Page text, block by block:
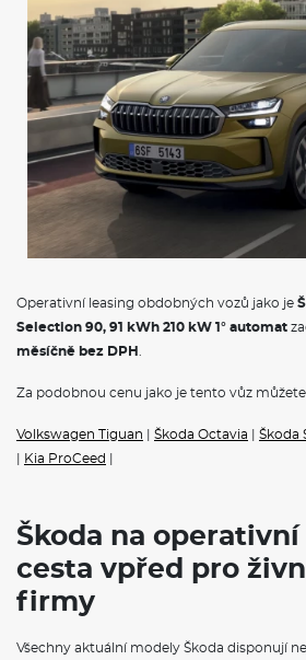
Operativní leasing obdobných vozů jako je
Selection 90, 91 kWh 210 kW 1° automat
měsíčně bez DPH
Za podobnou cenu jako je tento vůz
Volkswagen Tiguan Škoda Octavia Škoda
Kia ProCeed
Škoda na
cesta vpřed pro
firmy
Všechny aktuální modely Škoda disponují